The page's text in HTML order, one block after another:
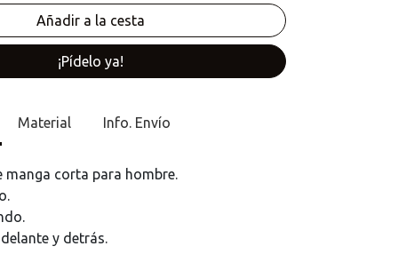
¡Pídelo ya!
Material Info. Envío
manga corta para hombre.
y detrás.